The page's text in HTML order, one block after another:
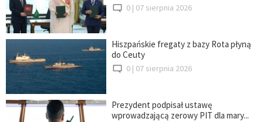
0 | 07 sierpnia 2026
Hiszpańskie fregaty z bazy Rota płyną
do Ceuty
0 | 07 sierpnia 2026
Prezydent podpisał ustawę
wprowadzającą zerowy PIT dla mary...